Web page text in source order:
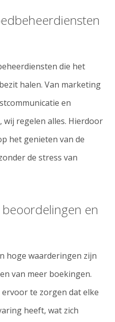
die het
halen. Van marketing
en
regelen alles. Hierdoor
het genieten van de
de stress van
en
hoge waarderingen zijn
van meer boekingen.
te zorgen dat elke
heeft, wat zich